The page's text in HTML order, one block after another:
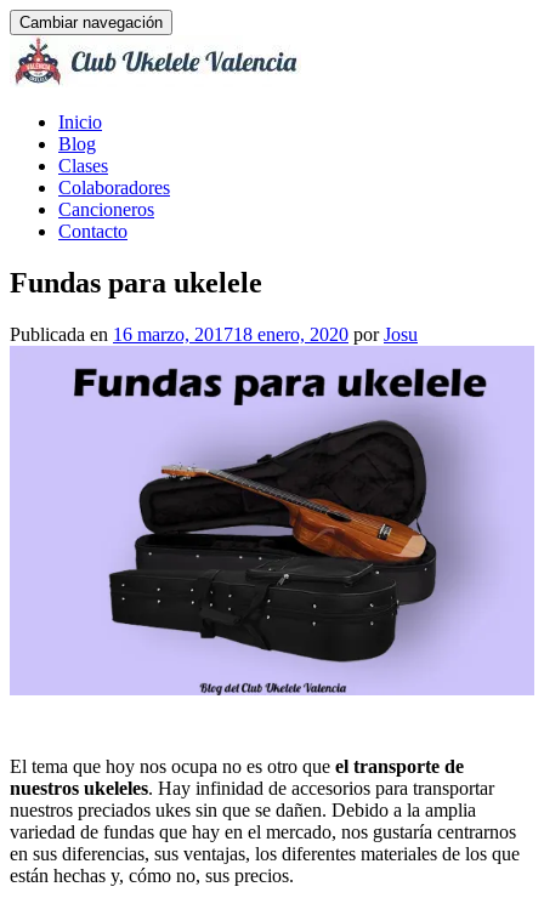
Cambiar navegación
contenido
Inicio
Blog
Clases
Colaboradores
Cancioneros
Contacto
Fundas para ukelele
Publicada en 16 marzo, 201718 enero, 2020 porJosu
El tema que hoy nos ocupa no es otro que el transporte de
nuestros ukeleles. Hay infinidad de accesorios para transportar
nuestros preciados ukes sin que se dañen. Debido a la amplia
variedad de fundas que hay en el mercado, nos gustaría centrarnos
en sus diferencias, sus ventajas, los diferentes materiales de los que
están hechas y, cómo no, sus precios.